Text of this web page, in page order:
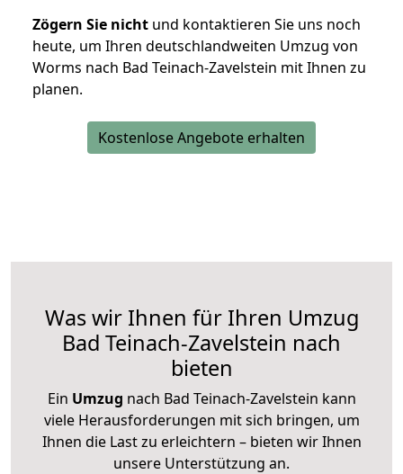
Zögern Sie nicht und kontaktieren Sie uns noch
heute, um Ihren deutschlandweiten Umzug von
Worms nach Bad Teinach-Zavelstein mit Ihnen zu
planen.
Kostenlose Angebote erhalten
Was wir Ihnen für Ihren Umzug
Bad Teinach-Zavelstein nach
bieten
Ein Umzug nach Bad Teinach-Zavelstein kann
viele Herausforderungen mit sich bringen, um
Ihnen die Last zu erleichtern – bieten wir Ihnen
unsere Unterstützung an.